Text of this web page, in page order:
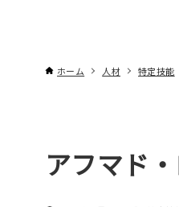
ホーム 人材 特定技能
アフマド